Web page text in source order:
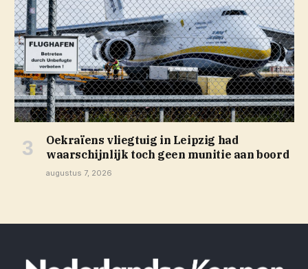
Oekraïens vliegtuig in Leipzig had
waarschijnlijk toch geen munitie aan boord
augustus 7, 2026